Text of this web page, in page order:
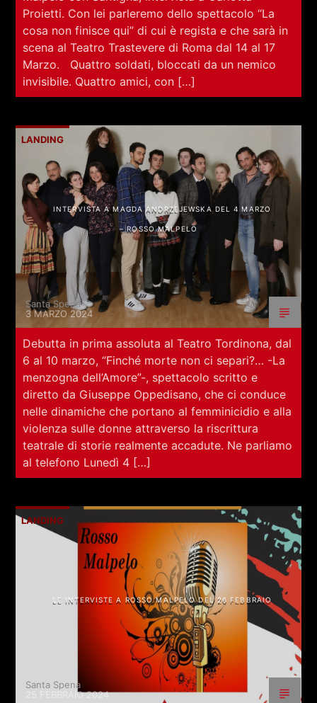
Proietti. Con lei parleremo dello spettacolo “La
cosa non finisce qui” di cui è regista e che sarà in
scena al Teatro Trastevere di Roma dal 14 al 17
Marzo. Quattro soldati, bloccati da un nemico
invisibile. Quattro amici, con […]
LANDING
INTERVISTA A MAGDA ANDRZEJEWSKA DEL 4 MARZO
– ROSSO MALPELO
Santa Spena
3 MARZO 2024
Debutta in prima assoluta al Teatro Tordinona, dal
6 al 10 marzo, “Finché morte non ci separi?… -La
menzogna dell’Amore”-, spettacolo scritto e
diretto da Giuseppe Oppedisano, che ci conduce
nelle dinamiche che portano al femminicidio e alla
violenza sulle donne attraverso la riscrittura
teatrale di storie realmente accadute. Ne parliamo
al telefono Lunedì 4 […]
LANDING
LE INTERVISTE A ROSSO MALPELO DEL 26 FEBBRAIO
Santa Spena
25 FEBBRAIO 2024